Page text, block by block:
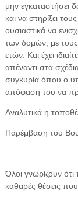
μην εγκαταστήσει
και να στηρίξει
ουσιαστικά να
των δομών, με τους
ετών. Και έχει
απέναντι στα
συγκυρία όπου ο
απόφαση του να
Αναλυτικά η
Παρέμβαση του
Όλοι γνωρίζουν
καθαρές θέσεις